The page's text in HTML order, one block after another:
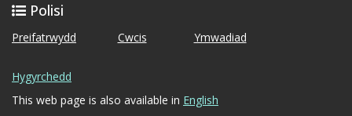
Polisi
Preifatrwydd Cwcis Ymwadiad
Hygyrchedd
This web page is also available in English